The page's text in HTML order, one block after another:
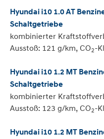
Hyundai i10 1.0 AT
Schaltgetriebe
kombinierter
Ausstoß: 121 g/km, CO2-
Hyundai i10 1.2 MT
Schaltgetriebe
kombinierter
Ausstoß: 123 g/km, CO2-
Hyundai i10 1.2 MT